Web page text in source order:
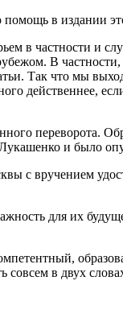
в издании
в частности и
В
Так что мы
действеннее,
переворота.
и было
с вручением
для их
в двух